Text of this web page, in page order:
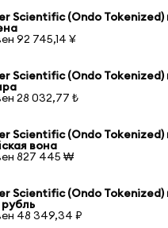
Scientific (Ondo Tokenized)
92 745,14 ¥
Scientific (Ondo Tokenized)
28 032,77 ₺
Scientific (Ondo Tokenized)
вона
827 445 ₩
Scientific (Ondo Tokenized)
48 349,34 ₽